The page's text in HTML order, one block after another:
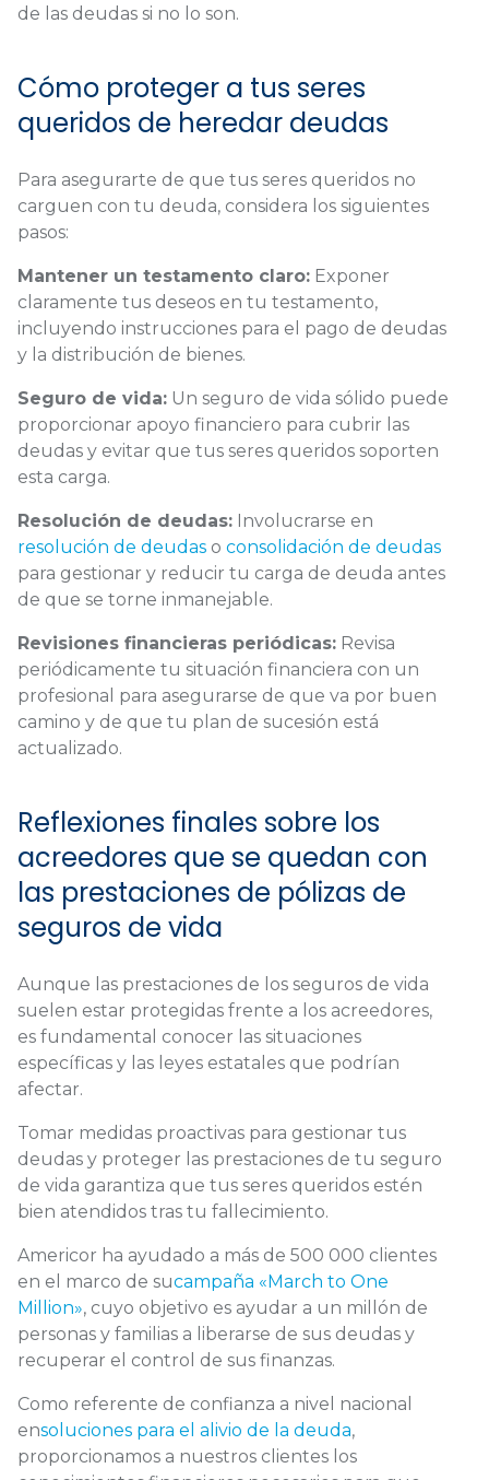
de las deudas si no lo son.
Cómo proteger a tus seres
queridos de heredar deudas
Para asegurarte de que tus seres queridos no
carguen con tu deuda, considera los siguientes
pasos:
Mantener un testamento claro: Exponer
claramente tus deseos en tu testamento,
incluyendo instrucciones para el pago de deudas
y la distribución de bienes.
Seguro de vida: Un seguro de vida sólido puede
proporcionar apoyo financiero para cubrir las
deudas y evitar que tus seres queridos soporten
esta carga.
Resolución de deudas: Involucrarse en
resolución de deudas o consolidación de deudas
para gestionar y reducir tu carga de deuda antes
de que se torne inmanejable.
Revisiones financieras periódicas: Revisa
periódicamente tu situación financiera con un
profesional para asegurarse de que va por buen
camino y de que tu plan de sucesión está
actualizado.
Reflexiones finales sobre los
acreedores que se quedan con
las prestaciones de pólizas de
seguros de vida
Aunque las prestaciones de los seguros de vida
suelen estar protegidas frente a los acreedores,
es fundamental conocer las situaciones
específicas y las leyes estatales que podrían
afectar.
Tomar medidas proactivas para gestionar tus
deudas y proteger las prestaciones de tu seguro
de vida garantiza que tus seres queridos estén
bien atendidos tras tu fallecimiento.
Americor ha ayudado a más de 500 000 clientes
en el marco de sucampaña «March to One
Million», cuyo objetivo es ayudar a un millón de
personas y familias a liberarse de sus deudas y
recuperar el control de sus finanzas.
Como referente de confianza a nivel nacional
ensoluciones para el alivio de la deuda,
proporcionamos a nuestros clientes los